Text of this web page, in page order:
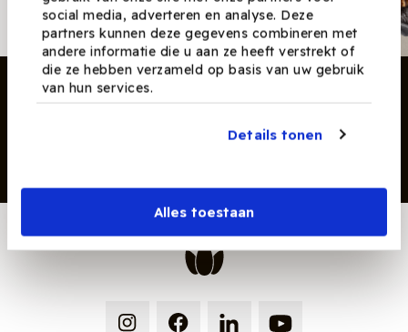
social media, adverteren en analyse. Deze
partners kunnen deze gegevens combineren met
andere informatie die u aan ze heeft verstrekt of
die ze hebben verzameld op basis van uw gebruik
van hun services.
Details tonen
Alles toestaan
producten en tips maandelijks in
je mailbox.